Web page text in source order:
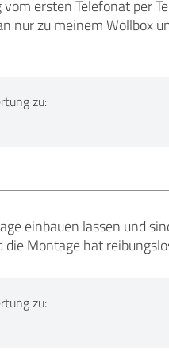
ersten Telefonat per
nur zu meinem Wollbox
zu:
einbauen lassen und
Montage hat
zu: